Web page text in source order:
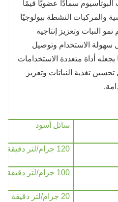
سمادًا عضويًا قيمًا
والمركبات النشطة بيولوجيًا
النبات وتعزيز إنتاجية
سهولة الاستخدام وتوصيل
يجعله أداة متعددة الاستخدامات
تغذية النباتات وتعزيز
سائل أسود
120 جرام/لتر دقيقة
100 جرام/لتر دقيقة
20 جرام/لتر دقيقة